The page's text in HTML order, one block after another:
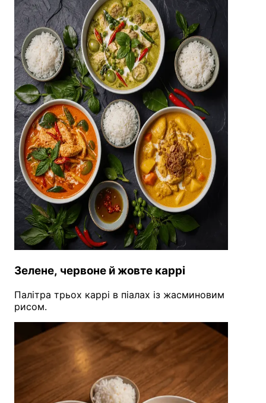
Зелене, червоне й жовте каррі
Палітра трьох каррі в піалах із жасминовим
рисом.